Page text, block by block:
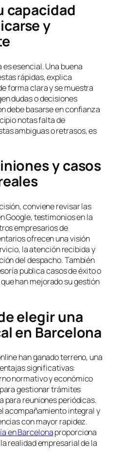
capacidad
y
esencial. Una buena
rápidas, explica
forma clara y se muestra
dudas o decisiones
debe basarse en confianza
notas falta de
ambiguas o retrasos, es
y casos
conviene revisar las
Google, testimonios en la
empresarios de
ofrecen una visión
la atención recibida y
del despacho. También
publica casos de éxito o
han mejorado su gestión
elegir una
en Barcelona
han ganado terreno, una
significativas:
normativo y económico
gestionar trámites
para reuniones periódicas.
acompañamiento integral y
con mayor rapidez.
en Barcelonaproporciona
realidad empresarial de la